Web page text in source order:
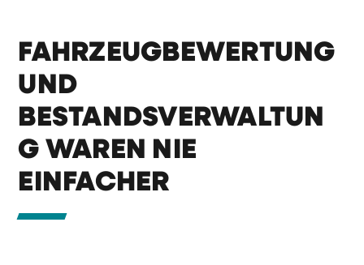
FAHRZEUGBEWERTUNG
UND
BESTANDSVERWALTUN
G WAREN NIE
EINFACHER